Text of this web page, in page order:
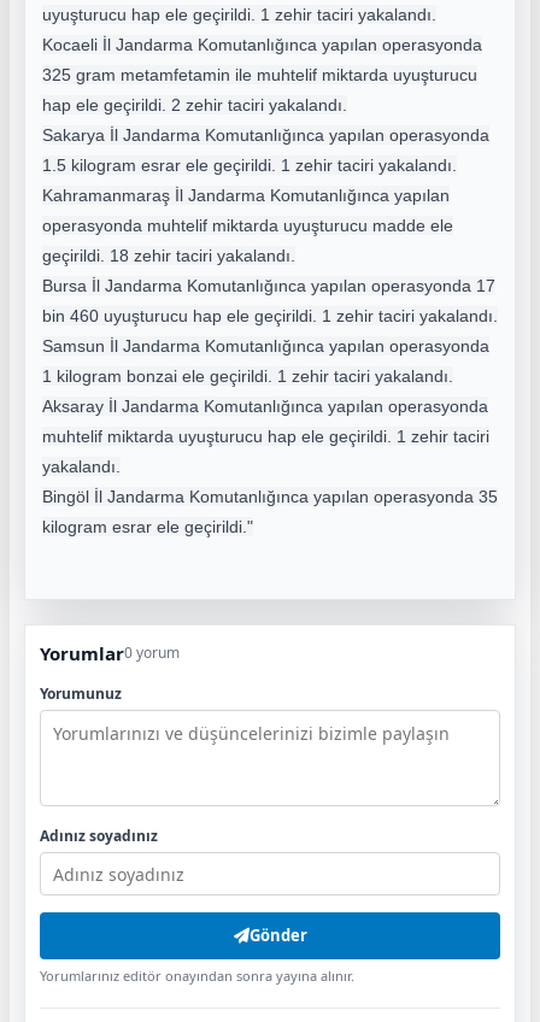
uyuşturucu hap ele geçirildi. 1 zehir taciri yakalandı.
Kocaeli İl Jandarma Komutanlığınca yapılan operasyonda
325 gram metamfetamin ile muhtelif miktarda uyuşturucu
hap ele geçirildi. 2 zehir taciri yakalandı.
Sakarya İl Jandarma Komutanlığınca yapılan operasyonda
1.5 kilogram esrar ele geçirildi. 1 zehir taciri yakalandı.
Kahramanmaraş İl Jandarma Komutanlığınca yapılan
operasyonda muhtelif miktarda uyuşturucu madde ele
geçirildi. 18 zehir taciri yakalandı.
Bursa İl Jandarma Komutanlığınca yapılan operasyonda 17
bin 460 uyuşturucu hap ele geçirildi. 1 zehir taciri yakalandı.
Samsun İl Jandarma Komutanlığınca yapılan operasyonda
1 kilogram bonzai ele geçirildi. 1 zehir taciri yakalandı.
Aksaray İl Jandarma Komutanlığınca yapılan operasyonda
muhtelif miktarda uyuşturucu hap ele geçirildi. 1 zehir taciri
yakalandı.
Bingöl İl Jandarma Komutanlığınca yapılan operasyonda 35
kilogram esrar ele geçirildi."
Yorumlar0 yorum
Yorumunuz
Adınız soyadınız
Gönder
Yorumlarınız editör onayından sonra yayına alınır.